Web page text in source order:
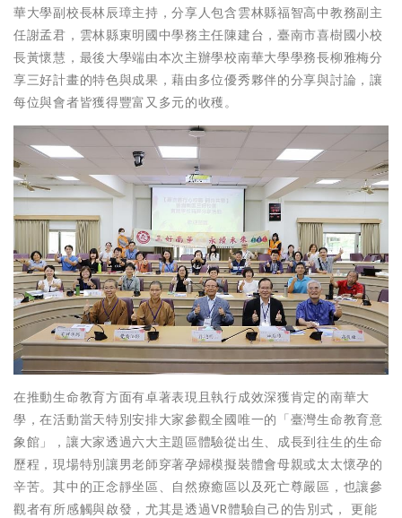
華大學副校長林辰璋主持，分享人包含雲林縣福智高中教務副主
任謝孟君，雲林縣東明國中學務主任陳建台，臺南市喜樹國小校
長黃懷慧，最後大學端由本次主辦學校南華大學學務長柳雅梅分
享三好計畫的特色與成果，藉由多位優秀夥伴的分享與討論，讓
每位與會者皆獲得豐富又多元的收穫。
在推動生命教育方面有卓著表現且執行成效深獲肯定的南華大
學，在活動當天特別安排大家參觀全國唯一的「臺灣生命教育意
象館」，讓大家透過六大主題區體驗從出生、成長到往生的生命
歷程，現場特別讓男老師穿著孕婦模擬裝體會母親或太太懷孕的
辛苦。其中的正念靜坐區、自然療癒區以及死亡尊嚴區，也讓參
觀者有所感觸與啟發，尤其是透過VR體驗自己的告別式， 更能